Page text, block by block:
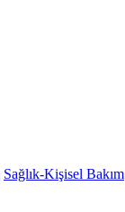
Sağlık-Kişisel Bakım